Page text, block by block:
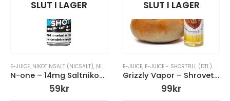
SLUT I LAGER
E-JUICE, NIKOTINSALT (NICSALT), NIKOTINSHOTS
N-one – 14mg Saltnikotin Shot 70/30
59kr
SLUT I LAGER
E-JUICE, E-JUICE - SHORTFILL (DTL) 50ML
Grizzly Vapor – Shrovetide Bun – 50ml Short Fill
99kr